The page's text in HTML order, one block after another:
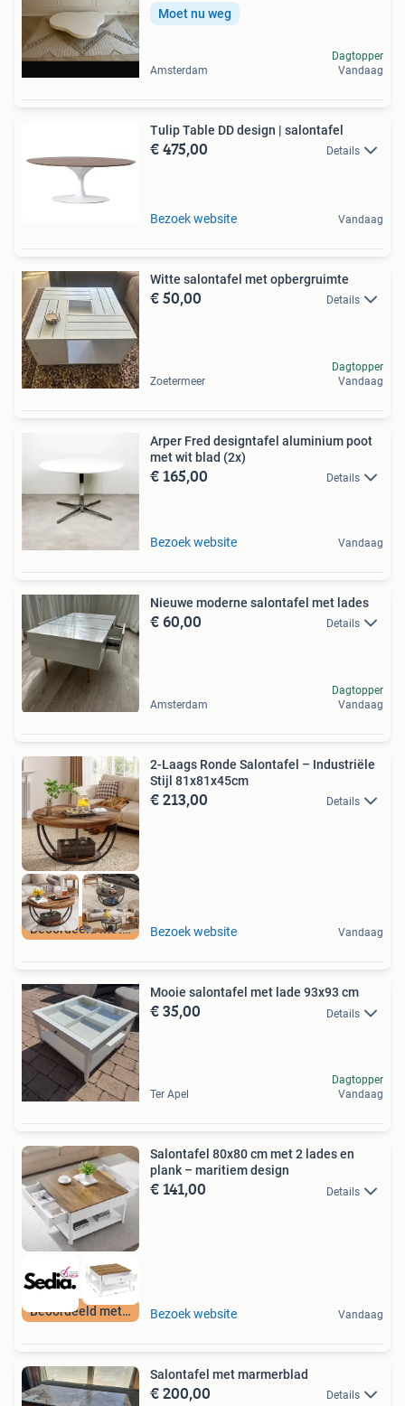
Moet nu weg
Amsterdam
Dagtopper
Vandaag
Tulip Table DD design | salontafel
€ 475,00 Details
Bezoek website Vandaag
Witte salontafel met opbergruimte
€ 50,00 Details
Zoetermeer
Dagtopper
Vandaag
Arper Fred designtafel aluminium poot
met wit blad (2x)
€ 165,00 Details
Bezoek website Vandaag
Nieuwe moderne salontafel met lades
€ 60,00 Details
Amsterdam
Dagtopper
Vandaag
Beoordeeld met 9+
2-Laags Ronde Salontafel – Industriële
Stijl 81x81x45cm
€ 213,00 Details
Bezoek website Vandaag
Mooie salontafel met lade 93x93 cm
€ 35,00 Details
Ter Apel
Dagtopper
Vandaag
Beoordeeld met 9+
Salontafel 80x80 cm met 2 lades en
plank – maritiem design
€ 141,00 Details
Bezoek website Vandaag
Salontafel met marmerblad
€ 200,00 Details